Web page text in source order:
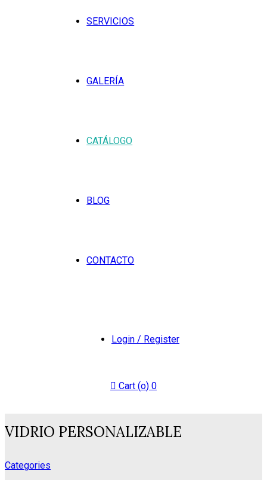
SERVICIOS
GALERÍA
CATÁLOGO
BLOG
CONTACTO
Login / Register
Cart (o) 0
VIDRIO PERSONALIZABLE
Categories